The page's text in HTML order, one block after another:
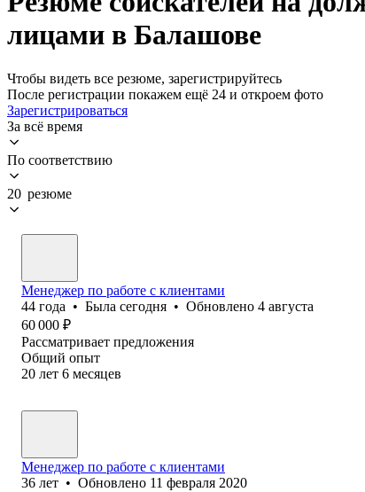
лицами в Балашове
Чтобы видеть все резюме, зарегистрируйтесь
После регистрации покажем ещё 24 и откроем фото
Зарегистрироваться
За всё время
По соответствию
20 резюме
Менеджер по работе с клиентами
44 года • Была сегодня • Обновлено 4 августа
60 000 ₽
Рассматривает предложения
Общий опыт
20 лет 6 месяцев
Менеджер по работе с клиентами
36 лет • Обновлено 11 февраля 2020